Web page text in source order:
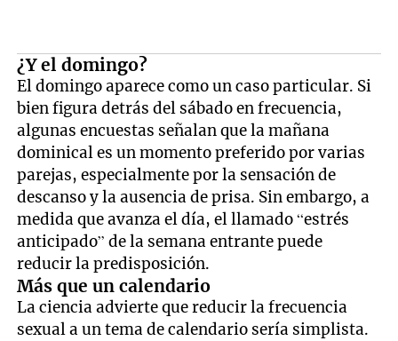
¿Y el domingo?
El domingo aparece como un caso particular. Si
bien figura detrás del sábado en frecuencia,
algunas encuestas señalan que la mañana
dominical es un momento preferido por varias
parejas, especialmente por la sensación de
descanso y la ausencia de prisa. Sin embargo, a
medida que avanza el día, el llamado “estrés
anticipado” de la semana entrante puede
reducir la predisposición.
Más que un calendario
La ciencia advierte que reducir la frecuencia
sexual a un tema de calendario sería simplista.